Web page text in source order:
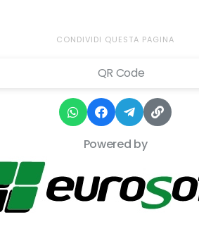
CONDIVIDI QUESTA PAGINA
Powered by